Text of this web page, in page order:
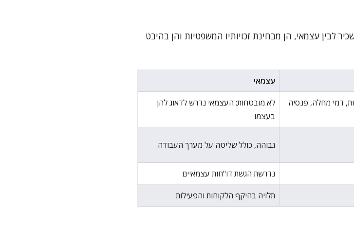
לבין עצמאי, הן מבחינת זכויותיו המשפטיות והן בהיבט
עצמאי
דמי מחלה, פנסיה
לא מובטחות; העצמאי נדרש לדאוג להן
בעצמו
גבוהה, כולל שליטה על מערך העבודה
נדרשת הגשת דו"חות עצמאיים
תלויה בהיקף הלקוחות והפעילות